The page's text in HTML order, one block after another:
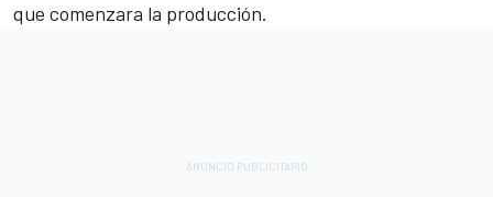
que comenzara la producción.